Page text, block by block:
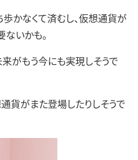
歩かなくて済むし、仮想通貨が
いかも。
来がもう今にも実現しそうで
貨がまた登場したりしそうで